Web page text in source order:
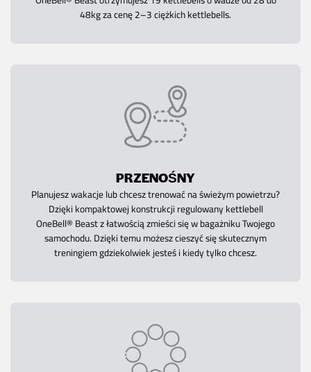
48kg za cenę 2–3 ciężkich kettlebells.
PRZENOŚNY
Planujesz wakacje lub chcesz trenować na świeżym powietrzu?
Dzięki kompaktowej konstrukcji regulowany kettlebell
OneBell® Beast z łatwością zmieści się w bagażniku Twojego
samochodu. Dzięki temu możesz cieszyć się skutecznym
treningiem gdziekolwiek jesteś i kiedy tylko chcesz.